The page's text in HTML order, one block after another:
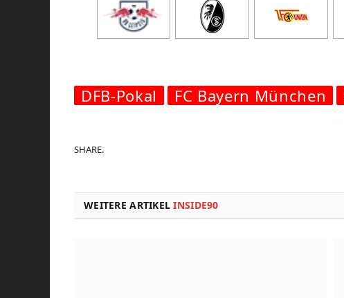
DFB-Pokal FC Bayern München
SHARE.
WEITERE ARTIKELINSIDE90